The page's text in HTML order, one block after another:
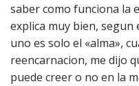
saber como funciona la
explica muy bien, segun
uno es solo el «alma»,
reencarnacion, me dijo
puede creer o no en la